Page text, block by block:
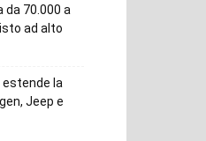
da 70.000 a
ad alto
la
Jeep e